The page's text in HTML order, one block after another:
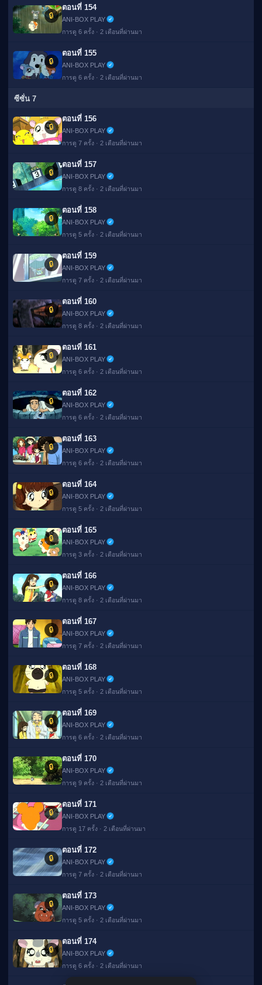
🔒
ตอนที่ 154
ANI-BOX PLAY
การดู 6 ครั้ง · 2 เดือนที่ผ่านมา
🔒
ตอนที่ 155
ANI-BOX PLAY
การดู 6 ครั้ง · 2 เดือนที่ผ่านมา
ซีซั่น 7
🔒
ตอนที่ 156
ANI-BOX PLAY
การดู 7 ครั้ง · 2 เดือนที่ผ่านมา
🔒
ตอนที่ 157
ANI-BOX PLAY
การดู 8 ครั้ง · 2 เดือนที่ผ่านมา
🔒
ตอนที่ 158
ANI-BOX PLAY
การดู 5 ครั้ง · 2 เดือนที่ผ่านมา
🔒
ตอนที่ 159
ANI-BOX PLAY
การดู 7 ครั้ง · 2 เดือนที่ผ่านมา
🔒
ตอนที่ 160
ANI-BOX PLAY
การดู 8 ครั้ง · 2 เดือนที่ผ่านมา
🔒
ตอนที่ 161
ANI-BOX PLAY
การดู 6 ครั้ง · 2 เดือนที่ผ่านมา
🔒
ตอนที่ 162
ANI-BOX PLAY
การดู 6 ครั้ง · 2 เดือนที่ผ่านมา
🔒
ตอนที่ 163
ANI-BOX PLAY
การดู 6 ครั้ง · 2 เดือนที่ผ่านมา
🔒
ตอนที่ 164
ANI-BOX PLAY
การดู 5 ครั้ง · 2 เดือนที่ผ่านมา
🔒
ตอนที่ 165
ANI-BOX PLAY
การดู 3 ครั้ง · 2 เดือนที่ผ่านมา
🔒
ตอนที่ 166
ANI-BOX PLAY
การดู 8 ครั้ง · 2 เดือนที่ผ่านมา
🔒
ตอนที่ 167
ANI-BOX PLAY
การดู 7 ครั้ง · 2 เดือนที่ผ่านมา
🔒
ตอนที่ 168
ANI-BOX PLAY
การดู 5 ครั้ง · 2 เดือนที่ผ่านมา
🔒
ตอนที่ 169
ANI-BOX PLAY
การดู 6 ครั้ง · 2 เดือนที่ผ่านมา
🔒
ตอนที่ 170
ANI-BOX PLAY
การดู 9 ครั้ง · 2 เดือนที่ผ่านมา
🔒
ตอนที่ 171
ANI-BOX PLAY
การดู 17 ครั้ง · 2 เดือนที่ผ่านมา
🔒
ตอนที่ 172
ANI-BOX PLAY
การดู 7 ครั้ง · 2 เดือนที่ผ่านมา
🔒
ตอนที่ 173
ANI-BOX PLAY
การดู 5 ครั้ง · 2 เดือนที่ผ่านมา
🔒
ตอนที่ 174
ANI-BOX PLAY
การดู 6 ครั้ง · 2 เดือนที่ผ่านมา
🌐 View this
site in
English?